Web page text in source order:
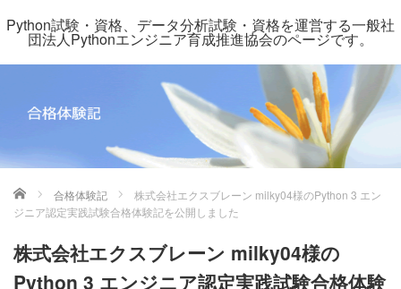
Python試験・資格、データ分析試験・資格を運営する一般社
団法人Pythonエンジニア育成推進協会のページです。
ホーム 合格体験記
株式会社エクスブレーン milky04様のPython 3 エン
ジニア認定実践試験合格体験記を公開しました
株式会社エクスブレーン milky04様の
Python 3 エンジニア認定実践試験合格体験